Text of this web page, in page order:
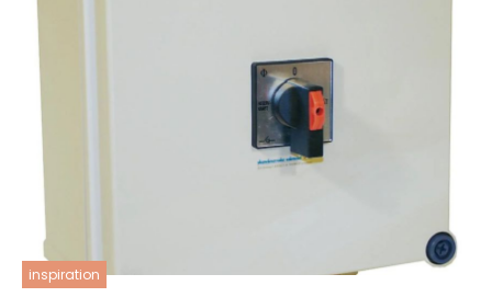
inspiration